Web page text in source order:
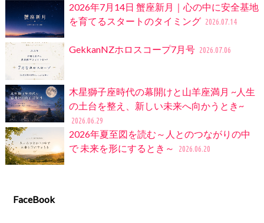
2026年7月14日 蟹座新月｜心の中に安全基地
を育てるスタートのタイミング 2026.07.14
GekkanNZホロスコープ7月号 2026.07.06
木星獅子座時代の幕開けと山羊座満月 ~人生
の土台を整え、新しい未来へ向かうとき~
2026.06.29
2026年夏至図を読む～人とのつながりの中
で 未来を形にするとき～
2026.06.20
FaceBook